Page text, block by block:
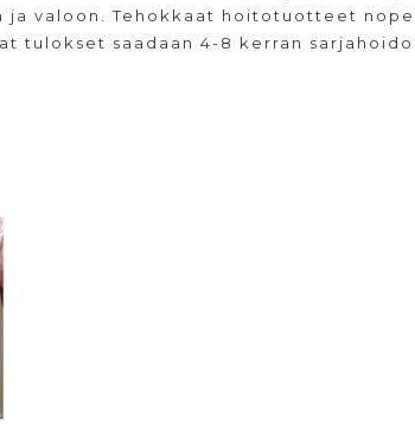
valoon. Tehokkaat hoitotuotteet
saadaan 4-8 kerran